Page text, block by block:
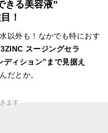
きる美容液”
！
以外も！なかでも特におす
スージングセラ
ディション”まで見据え
だとか。